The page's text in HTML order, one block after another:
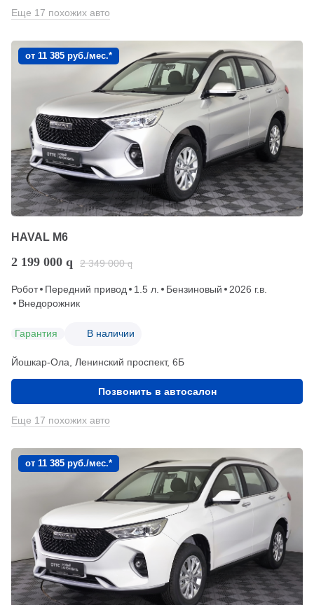
Еще 17 похожих авто
от 11 385 руб./мес.*
HAVAL M6
2 199 000 q 2 349 000 q
Робот Передний привод 1.5 л. Бензиновый
2026 г.в.
Внедорожник
Гарантия В наличии
Йошкар-Ола, Ленинский проспект, 6Б
Позвонить в автосалон
Еще 17 похожих авто
от 11 385 руб./мес.*